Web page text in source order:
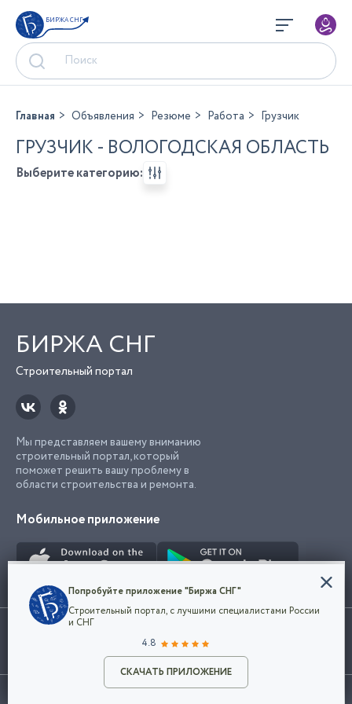
БИРЖА СНГ
Разместить объявление
Главная Объявления Резюме Работа Грузчик
ГРУЗЧИК - ВОЛОГОДСКАЯ ОБЛАСТЬ
Выберите категорию:
БИРЖА СНГ
Строительный портал
Мы представляем вашему вниманию
строительный портал, который
поможет решить вашу проблему в
области строительства и ремонта.
Мобильное приложение
Использование сайта, в том числе подача объявлений, означает
марки представленные на сайте являются собственностью их
©2026Биржа СНГ
Конфиденциальность
Мы используем файлы cookie, чтобы сделать
наш сайт удобным для каждого
Политикой конфиденциальности компании
и принимаете условия использования cookie.
Попробуйте приложение "Биржа СНГ"
Строительный портал, с лучшими специалистами России
и СНГ
4.8
СКАЧАТЬ ПРИЛОЖЕНИЕ